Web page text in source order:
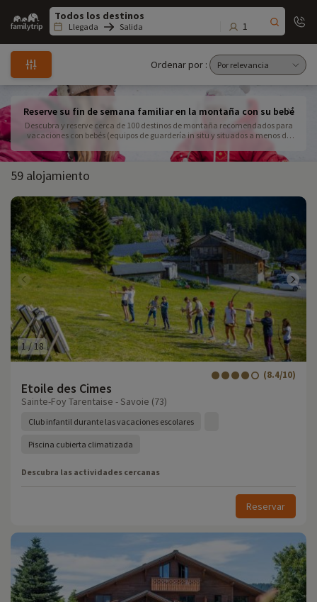
Family
trip
Llegada Salida 1
Ordenar por :
Reserve su fin de semana familiar en la montaña con su bebé
Descubra y reserve cerca de 100 destinos de montaña recomendados para
vacaciones con bebés (equipos de guardería in situ y situados a menos de
Familytrip, ¡y agradezca al equipo de ventas sus magníficas promociones!
59 alojamiento
1/18
Etoile des Cimes
(8.4/10)
Sainte-Foy Tarentaise - Savoie (73)
Club infantil durante las vacaciones escolares
Piscina cubierta climatizada
Descubra las actividades cercanas
Reservar